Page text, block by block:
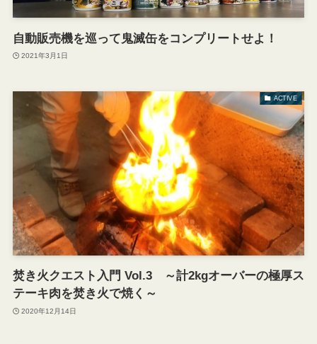
自動販売機を巡って鬼滅缶をコンプリートせよ！
2021年3月1日
ACTIVE
焚き火クエスト入門 Vol.3 ～計2kgオーバーの極厚ス
テーキ肉を焚き火で焼く～
2020年12月14日